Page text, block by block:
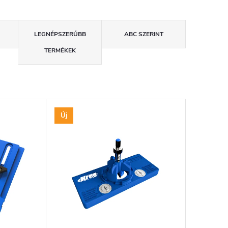
LEGNÉPSZERŰBB
TERMÉKEK
ABC SZERINT
Új